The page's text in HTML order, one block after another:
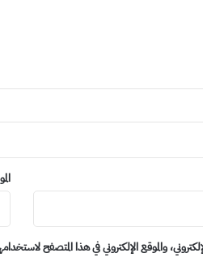
والموقع الإلكتروني في هذا المتصفح لاستخدامها